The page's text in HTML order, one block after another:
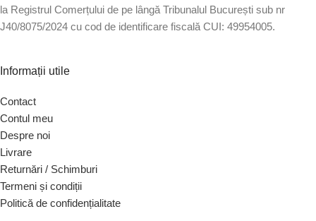
la Registrul Comerțului de pe lângă Tribunalul București sub nr
J40/8075/2024 cu cod de identificare fiscală CUI: 49954005.
Informații utile
Contact
Contul meu
Despre noi
Livrare
Returnări / Schimburi
Termeni și condiții
Politică de confidențialitate